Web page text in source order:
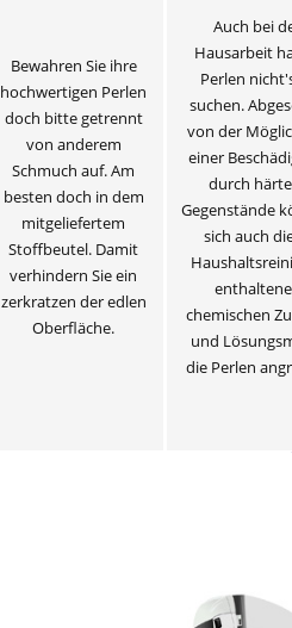
Bewahren Sie ihre
hochwertigen Perlen
doch bitte getrennt
von anderem
Schmuch auf. Am
besten doch in dem
mitgeliefertem
Stoffbeutel. Damit
verhindern Sie ein
zerkratzen der edlen
Oberfläche.
Auch bei
Hausarbeit
Perlen
suchen.
von der
einer
durch
Gegenstände
sich auch
chemischen
und
die Perlen